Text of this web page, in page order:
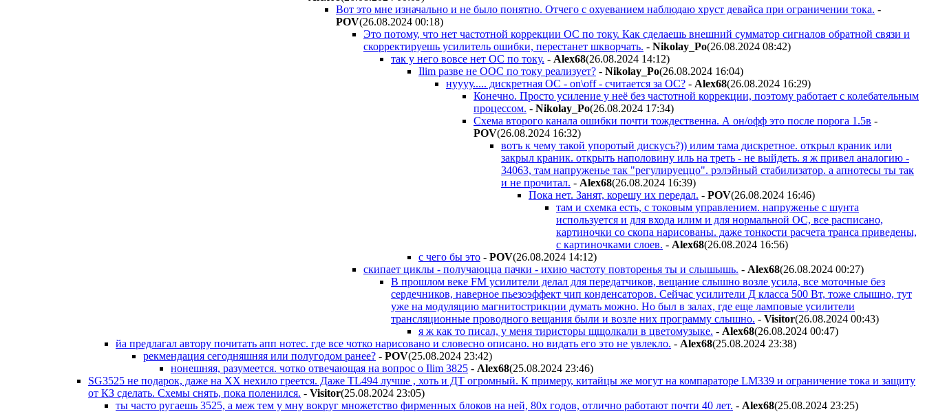
Вот это мне изначально и не было понятно. Отчего с охуеванием наблюдаю хруст девайса при ограничении тока. -
POV(26.08.2024 00:18)
Это потому, что нет частотной коррекции ОС по току. Как сделаешь внешний сумматор сигналов обратной связи и
скорректируешь усилитель ошибки, перестанет шкворчать. - Nikolay_Po(26.08.2024 08:42)
так у него вовсе нет ОС по току. - Alex68(26.08.2024 14:12)
Ilim разве не ООС по току реализует? - Nikolay_Po(26.08.2024 16:04)
нуууу..... дискретная ОС - on\off - считается за ОС? - Alex68(26.08.2024 16:29)
Конечно. Просто усиление у неё без частотной коррекции, поэтому работает с колебательным
процессом. - Nikolay_Po(26.08.2024 17:34)
Схема второго канала ошибки почти тождественна. А он/офф это после порога 1.5в -
POV(26.08.2024 16:32)
вотъ к чему такой упоротый дискусъ?)) илим тама дискретное. открыл краник или
закрыл краник. открыть наполовину иль на треть - не выйдеть. я ж привел аналогию -
34063, там напруженье так "регулируеццо". рэлэйный стабилизатор. а апнотесы ты так
и не прочитал. - Alex68(26.08.2024 16:39)
Пока нет. Занят, корешу их передал. - POV(26.08.2024 16:46)
там и схемка есть, с токовым управлением. напруженье с шунта
используется и для входа илим и для нормальной ОС, все расписано,
картиночки со скопа нарисованы. даже тонкости расчета транса приведены,
с картиночками слоев. - Alex68(26.08.2024 16:56)
с чего бы это - POV(26.08.2024 14:12)
скипает циклы - получаюцца пачки - ихию частоту повторенья ты и слышышь. - Alex68(26.08.2024 00:27)
В прошлом веке FM усилители делал для передатчиков, вещание слышно возле усила, все моточные без
сердечников, наверное пьезоэффект чип конденсаторов. Сейчас усилители Д класса 500 Вт, тоже слышно, тут
уже на модуляцию магнитострикции думать можно. Но был в залах, где еще ламповые усилители
трансляционные проводного вещания были и возле них программу слышно. - Visitor(26.08.2024 00:43)
я ж как то писал, у меня тиристоры щщолкали в цветомузыке. - Alex68(26.08.2024 00:47)
йа предлагал автору почитать апп нотес. где все чотко нарисовано и словесно описано. но видать его это не увлекло. - Alex68(25.08.2024 23:38)
рекмендация сегодняшняя или полугодом ранее? - POV(25.08.2024 23:42)
нонешняя, разумеется. чотко отвечающая на вопрос о Ilim 3825 - Alex68(25.08.2024 23:46)
SG3525 не подарок, даже на ХХ нехило греется. Даже TL494 лучше , хоть и ДТ огромный. К примеру, китайцы же могут на компараторе LM339 и ограничение тока и защиту
от КЗ сделать. Схемы снять, пока поленился. - Visitor(25.08.2024 23:05)
ты часто ругаешь 3525, а меж тем у мну вокруг множетство фирменных блоков на ней, 80х годов, отлично работают почти 40 лет. - Alex68(25.08.2024 23:25)